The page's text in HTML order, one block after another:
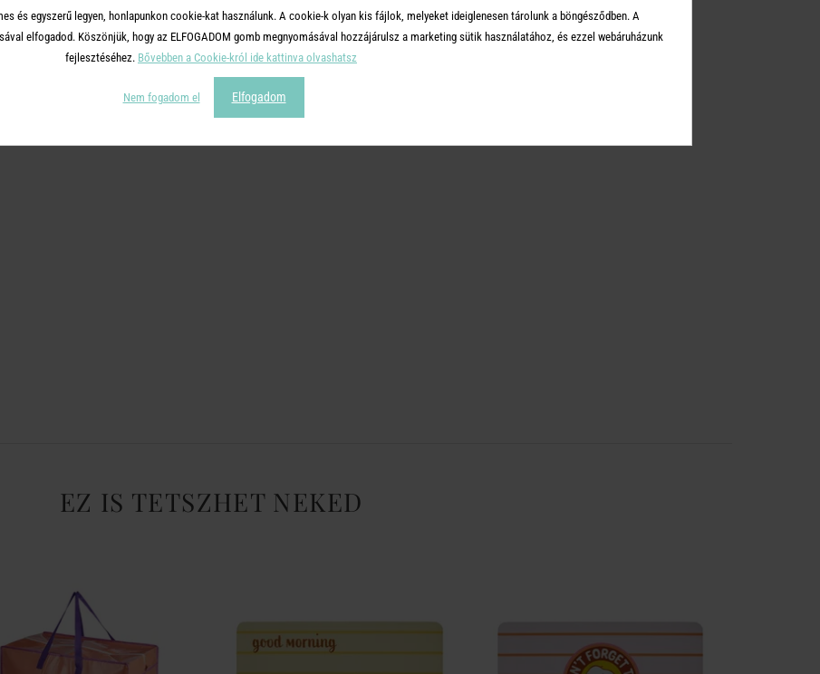
EZ IS TETSZHET NEKED
és egyszerű legyen, honlapunkon cookie-kat használunk. A cookie-k olyan kis fájlok, melyeket ideiglenesen tárolunk a böngésződben. A
elfogadod. Köszönjük, hogy az ELFOGADOM gomb megnyomásával hozzájárulsz a marketing sütik használatához, és ezzel webáruházunk
fejlesztéséhez. Bővebben a Cookie-król ide kattinva olvashatsz
Nem fogadom el Elfogadom